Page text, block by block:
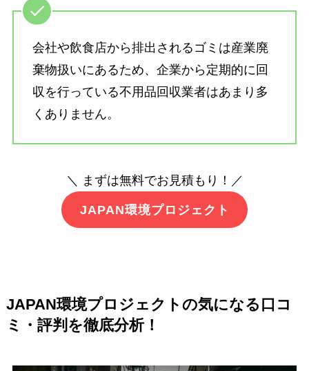
会社や飲食店から排出されるゴミは産業廃
棄物扱いにあるため、企業から定期的に回
収を行っている不用品回収業者はあまり多
くありません。
＼ まずは無料でお見積もり！／
JAPAN環境プロジェクト
JAPAN環境プロジェクトの気になる口コ
ミ・評判を徹底分析！